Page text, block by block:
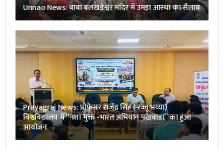
Unnao News: बाबा बलखंडेश्वर मंदिर में उमड़ा आस्था का सैलाब
Prayagraj News: प्रोफेसर राजेंद्र सिंह ( रज्जू भय्या)
विश्वविद्यालय में “नशा मुक्त -भारत अभियान पखवाडा” का हुआ
आयोजन